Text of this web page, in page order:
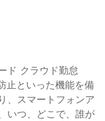
ド クラウド勤怠
止といった機能を備
、スマートフォンア
いつ、どこで、誰が